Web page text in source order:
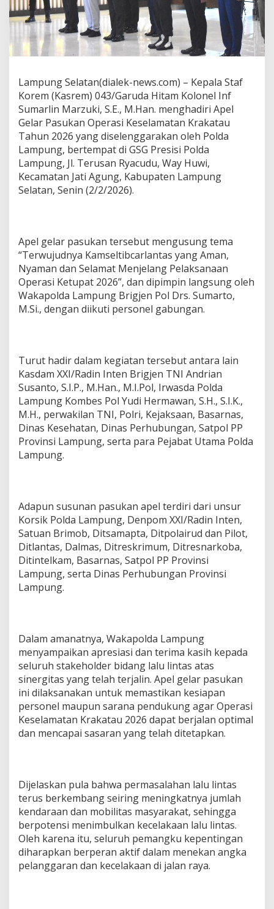
e
l
a
r
a
s
u
k
a
n
O
a
i
K
e
s
e
l
t
a
K
r
a
k
a
t
2
P
o
l
d
a
L
n
Lampung Selatan(dialek-news.com) – Kepala Staf
Korem (Kasrem) 043/Garuda Hitam Kolonel Inf
Sumarlin Marzuki, S.E., M.Han. menghadiri Apel
Gelar Pasukan Operasi Keselamatan Krakatau
Tahun 2026 yang diselenggarakan oleh Polda
Lampung, bertempat di GSG Presisi Polda
Lampung, Jl. Terusan Ryacudu, Way Huwi,
Kecamatan Jati Agung, Kabupaten Lampung
Selatan, Senin (2/2/2026).
Apel gelar pasukan tersebut mengusung tema
“Terwujudnya Kamseltibcarlantas yang Aman,
Nyaman dan Selamat Menjelang Pelaksanaan
Operasi Ketupat 2026”, dan dipimpin langsung oleh
Wakapolda Lampung Brigjen Pol Drs. Sumarto,
M.Si., dengan diikuti personel gabungan.
Turut hadir dalam kegiatan tersebut antara lain
Kasdam XXI/Radin Inten Brigjen TNI Andrian
Susanto, S.I.P., M.Han., M.I.Pol, Irwasda Polda
Lampung Kombes Pol Yudi Hermawan, S.H., S.I.K.,
M.H., perwakilan TNI, Polri, Kejaksaan, Basarnas,
Dinas Kesehatan, Dinas Perhubungan, Satpol PP
Provinsi Lampung, serta para Pejabat Utama Polda
Lampung.
Adapun susunan pasukan apel terdiri dari unsur
Korsik Polda Lampung, Denpom XXI/Radin Inten,
Satuan Brimob, Ditsamapta, Ditpolairud dan Pilot,
Ditlantas, Dalmas, Ditreskrimum, Ditresnarkoba,
Ditintelkam, Basarnas, Satpol PP Provinsi
Lampung, serta Dinas Perhubungan Provinsi
Lampung.
Dalam amanatnya, Wakapolda Lampung
menyampaikan apresiasi dan terima kasih kepada
seluruh stakeholder bidang lalu lintas atas
sinergitas yang telah terjalin. Apel gelar pasukan
ini dilaksanakan untuk memastikan kesiapan
personel maupun sarana pendukung agar Operasi
Keselamatan Krakatau 2026 dapat berjalan optimal
dan mencapai sasaran yang telah ditetapkan.
Dijelaskan pula bahwa permasalahan lalu lintas
terus berkembang seiring meningkatnya jumlah
kendaraan dan mobilitas masyarakat, sehingga
berpotensi menimbulkan kecelakaan lalu lintas.
Oleh karena itu, seluruh pemangku kepentingan
diharapkan berperan aktif dalam menekan angka
pelanggaran dan kecelakaan di jalan raya.